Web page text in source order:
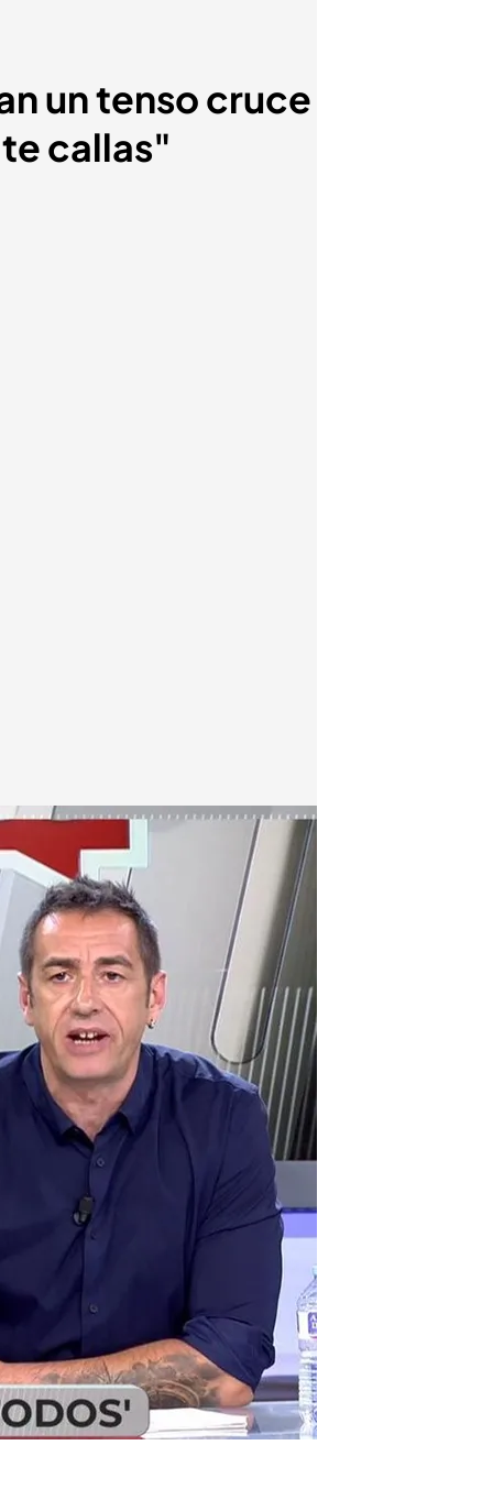
un tenso cruce
callas"